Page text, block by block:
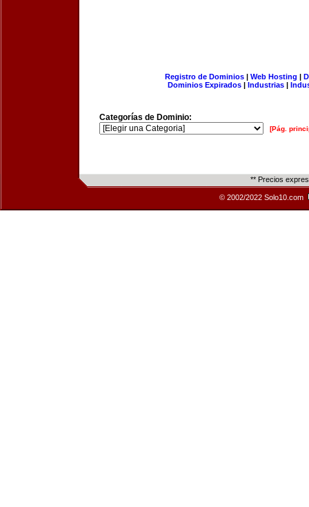
Registro de Dominios| Web Hosting |
Dominios Expirados | Industrias |
Categorías de Dominio:
[Pág.
** Precios
© 2002/2022 Solo10.com